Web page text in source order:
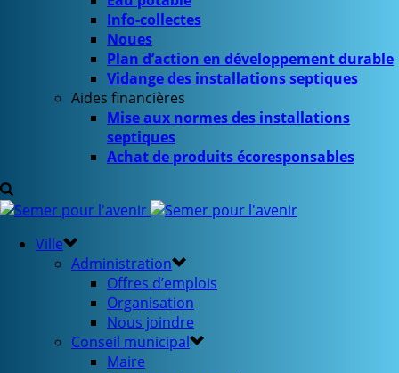
Info-collectes
Noues
Plan d’action en développement durable
Vidange des installations septiques
Aides financières
Mise aux normes des installations
septiques
Achat de produits écoresponsables
Ville
Administration
Offres d’emplois
Organisation
Nous joindre
Conseil municipal
Maire